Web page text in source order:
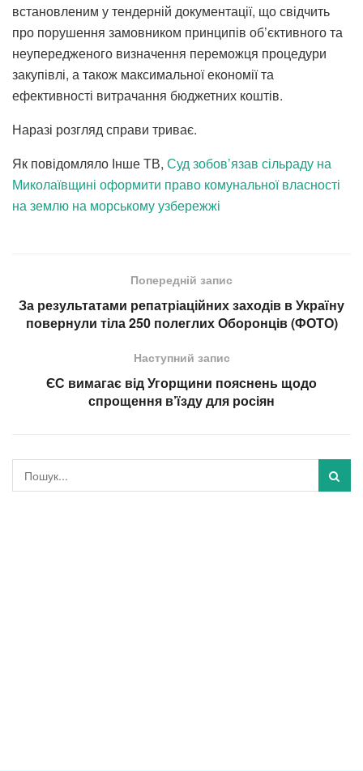
встановленим у тендерній документації, що свідчить
про порушення замовником принципів об’єктивного та
неупередженого визначення переможця процедури
закупівлі, а також максимальної економії та
ефективності витрачання бюджетних коштів.
Наразі розгляд справи триває.
Як повідомляло Інше ТВ, Суд зобов’язав сільраду на
Миколаївщині оформити право комунальної власності
на землю на морському узбережжі
Попередній запис
За результатами репатріаційних заходів в Україну
повернули тіла 250 полеглих Оборонців (ФОТО)
Наступний запис
ЄС вимагає від Угорщини пояснень щодо
спрощення в’їзду для росіян